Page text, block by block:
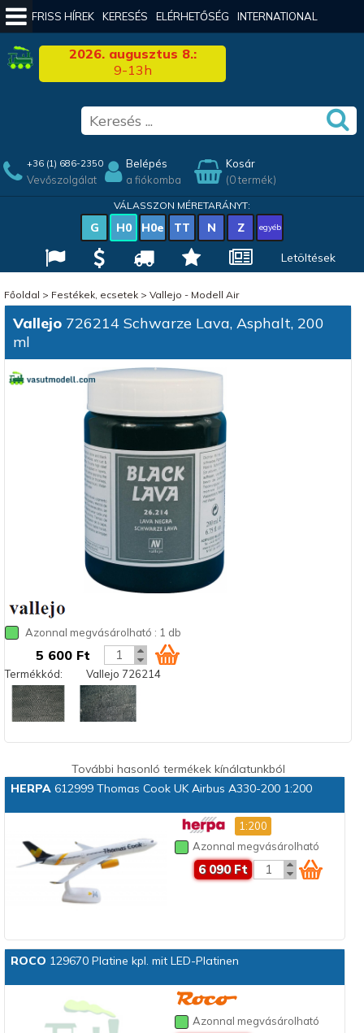
FRISS HÍREK KERESÉS ELÉRHETŐSÉG INTERNATIONAL
2026. augusztus 8.:
9-13h
+36 (1) 686-2350
Vevőszolgálat
Belépés
a fiókomba
Kosár
(0 termék)
VÁLASSZON MÉRETARÁNYT:
G H0 H0e TT N Z egyéb
Letöltések
Főoldal > Festékek, ecsetek> Vallejo - Modell Air
Vallejo726214 Schwarze Lava, Asphalt, 200
ml
Azonnal megvásárolható : 1 db
5 600 Ft
Termékkód: Vallejo 726214
További hasonló termékek kínálatunkból
HERPA612999 Thomas Cook UK Airbus A330-200 1:200
1:200
Azonnal megvásárolható
6 090 Ft
ROCO 129670 Platine kpl. mit LED-Platinen
Azonnal megvásárolható